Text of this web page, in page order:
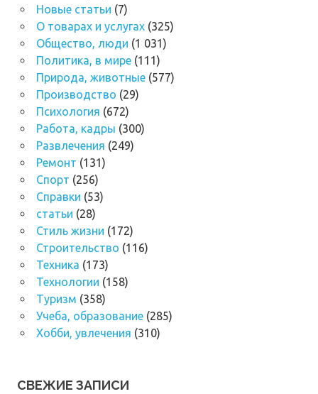
Новые статьи (7)
О товарах и услугах(325)
Общество, люди (1 031)
Политика, в мире(111)
Природа, животные(577)
Производство (29)
Психология (672)
Работа, кадры (300)
Развлечения (249)
Ремонт (131)
Спорт (256)
Справки (53)
статьи (28)
Стиль жизни (172)
Строительство (116)
Техника (173)
Технологии (158)
Туризм (358)
Учеба, образование(285)
Хобби, увлечения (310)
СВЕЖИЕ ЗАПИСИ